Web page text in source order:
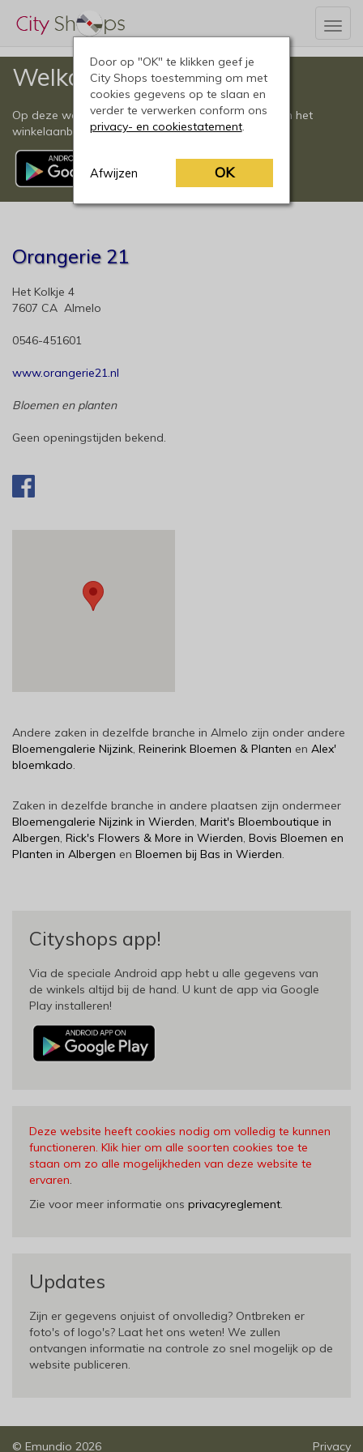
Welkom
Op deze website vindt u een compleet overzicht van het
winkelaanbod in Almelo en omgeving.
Orangerie 21
Het Kolkje 4
7607 CA Almelo
0546-451601
www.orangerie21.nl
Bloemen en planten
Geen openingstijden bekend.
Andere zaken in dezelfde branche in Almelo zijn onder andere
Bloemengalerie Nijzink, Reinerink Bloemen & Planten en Alex'
bloemkado.
Zaken in dezelfde branche in andere plaatsen zijn ondermeer
Bloemengalerie Nijzink in Wierden, Marit's Bloemboutique in
Albergen, Rick's Flowers & More in Wierden, Bovis Bloemen en
Planten in Albergen en Bloemen bij Bas in Wierden.
Cityshops app!
Via de speciale Android app hebt u alle gegevens van
de winkels altijd bij de hand. U kunt de app via Google
Play installeren!
Deze website heeft cookies nodig om volledig te kunnen
functioneren. Klik hier om alle soorten cookies toe te
staan om zo alle mogelijkheden van deze website te
ervaren
Zie voor meer informatie ons privacyreglement
Updates
Zijn er gegevens onjuist of onvolledig? Ontbreken er
foto's of logo's? Laat het ons weten! We zullen
ontvangen informatie na controle zo snel mogelijk op de
website publiceren.
© Emundio 2026 Privacy
Door op "OK" te klikken geef je
City Shops toestemming om met
cookies gegevens op te slaan en
verder te verwerken conform ons
privacy- en cookiestatement.
Afwijzen OK